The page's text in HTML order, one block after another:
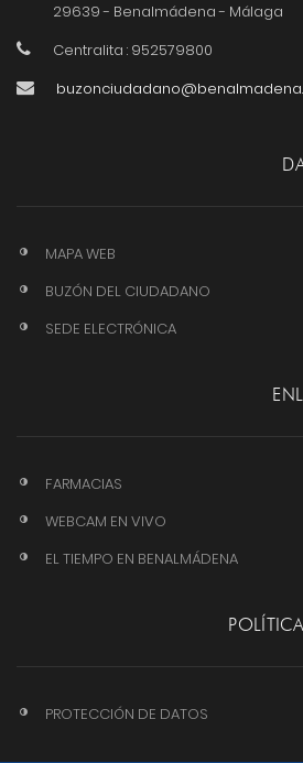
29639 - Benalmádena - Málaga
Centralita : 952579800
MAPA WEB
BUZÓN DEL CIUDADANO
SEDE ELECTRÓNICA
FARMACIAS
WEBCAM EN VIVO
EL TIEMPO EN BENALMÁDENA
PROTECCIÓN DE DATOS